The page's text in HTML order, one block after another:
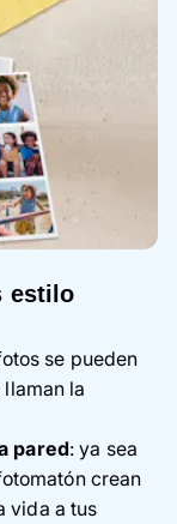
estilo
se pueden
la
pared: ya sea
crean
vida a tus